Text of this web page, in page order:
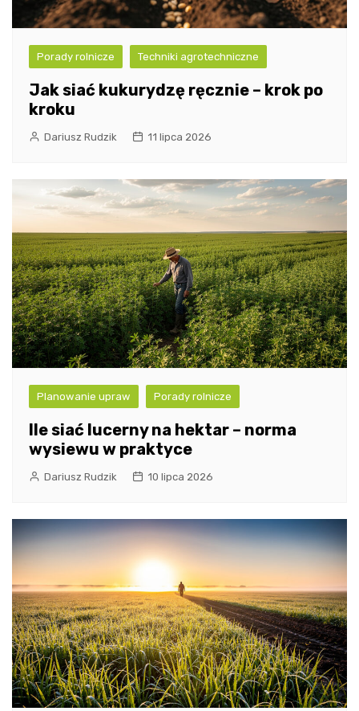
Porady rolnicze Techniki agrotechniczne
Jak siać kukurydzę ręcznie – krok po
kroku
Dariusz Rudzik 11 lipca 2026
Planowanie upraw Porady rolnicze
Ile siać lucerny na hektar – norma
wysiewu w praktyce
Dariusz Rudzik 10 lipca 2026